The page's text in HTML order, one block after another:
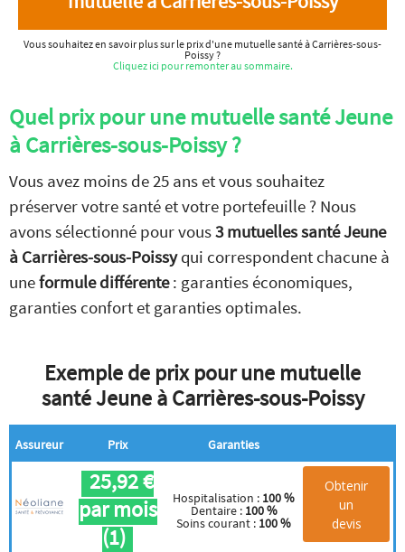
Vous souhaitez en savoir plus sur le prix d'une mutuelle santé à Carrières-sous-
Poissy ?
Cliquez ici pour remonter au sommaire.
Quel prix pour une mutuelle santé Jeune
à Carrières-sous-Poissy ?
Vous avez moins de 25 ans et vous souhaitez
préserver votre santé et votre portefeuille ? Nous
avons sélectionné pour vous3 mutuelles santé Jeune
à Carrières-sous-Poissyqui correspondent chacune à
uneformule différente: garanties économiques,
garanties confort et garanties optimales.
Exemple de prix pour une mutuelle
santé Jeune à Carrières-sous-Poissy
Assureur Prix Garanties
25,92 €
par mois
(1)
Hospitalisation : 100 %
Dentaire : 100 %
Soins courant : 100 %
Obtenir
un
devis